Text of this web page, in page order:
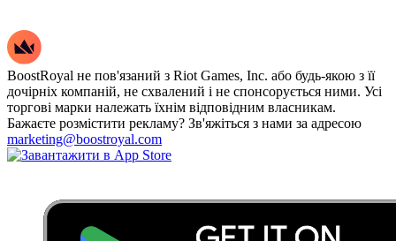
BoostRoyal не пов'язаний з Riot Games, Inc. або будь-якою з її
дочірніх компаній, не схвалений і не спонсорується ними. Усі
торгові марки належать їхнім відповідним власникам.
Бажаєте розмістити рекламу? Зв'яжіться з нами за адресою
marketing@boostroyal.com